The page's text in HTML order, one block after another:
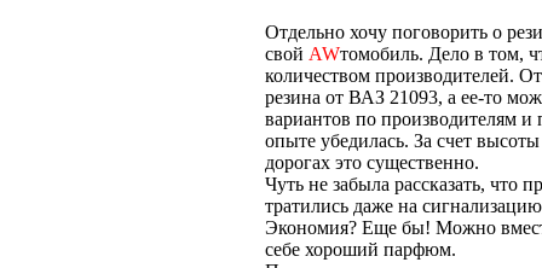
Отдельно хочу поговорить о
свой AWтомобиль. Дело в том,
количеством производителей.
резина от ВАЗ 21093, а ее-то
вариантов по производителям
опыте убедилась. За счет
дорогах это существенно.
Чуть не забыла рассказать, что
тратились даже на
Экономия? Еще бы! Можно
себе хороший парфюм.